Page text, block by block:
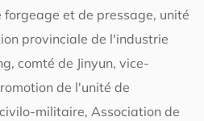
et de pressage, unité
provinciale de l'industrie
comté de Jinyun, vice-
de l'unité de
militaire, Association de